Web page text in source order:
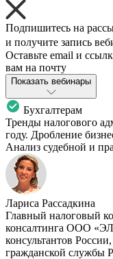
Подпишитесь на
и получите запись
Оставьте email и
вам на почту
Показать вебинары
Бухгалтерам
Тренды налогового
году. Дробление
Анализ судебной и
Лариса Рассадкина
Главный налоговый
консалтинга ООО
консультантов
гражданской службы